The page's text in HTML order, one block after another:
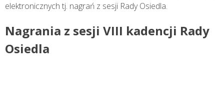
elektronicznych tj. nagrań z sesji Rady Osiedla.
Nagrania z sesji VIII kadencji Rady
Osiedla